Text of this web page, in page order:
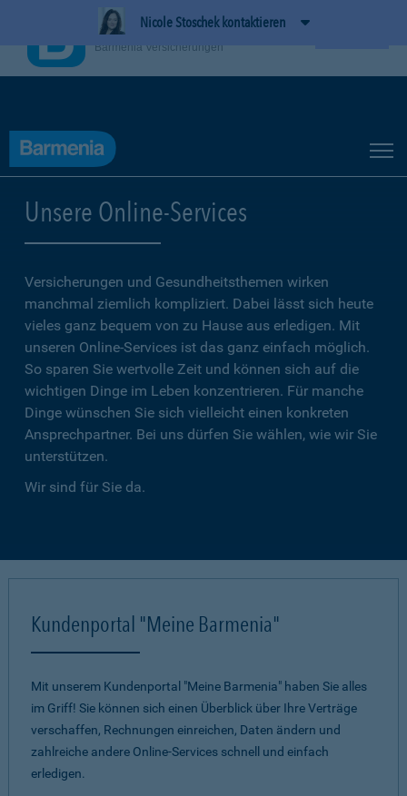
Nicole Stoschek kontaktieren
Unsere Online-Services
Versicherungen und Gesundheitsthemen wirken
manchmal ziemlich kompliziert. Dabei lässt sich heute
vieles ganz bequem von zu Hause aus erledigen. Mit
unseren Online-Services ist das ganz einfach möglich.
So sparen Sie wertvolle Zeit und können sich auf die
wichtigen Dinge im Leben konzentrieren. Für manche
Dinge wünschen Sie sich vielleicht einen konkreten
Ansprechpartner. Bei uns dürfen Sie wählen, wie wir Sie
unterstützen.
Wir sind für Sie da.
Kundenportal "Meine Barmenia"
Mit unserem Kundenportal "Meine Barmenia" haben Sie alles
im Griff! Sie können sich einen Überblick über Ihre Verträge
verschaffen, Rechnungen einreichen, Daten ändern und
zahlreiche andere Online-Services schnell und einfach
erledigen.
BarmeniaApp
Barmenia Versicherungen